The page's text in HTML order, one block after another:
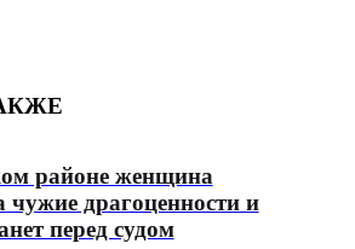
районе женщина
чужие драгоценности и
перед судом